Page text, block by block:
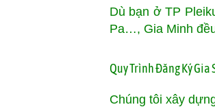
Dù bạn ở TP
Pa…, Gia Minh
Quy Trình Đăng Ký Gia
Chúng tôi xây